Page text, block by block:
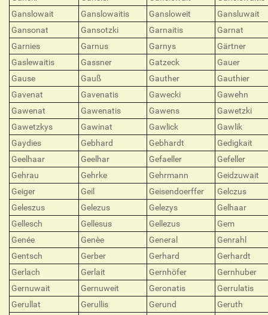
Ganslowait
Ganslowaitis Gansloweit
Gansluwait
Gansonat
Gansotzki Garnaitis
Garnat
Garnies
Garnus Garnys
Gärtner
Gaslewaitis
Gassner Gatzeck
Gauer
Gause
Gauß Gauther
Gauthier
Gavenat
Gavenatis Gawecki
Gawehn
Gawenat
Gawenatis Gawens
Gawetzki
Gawetzkys
Gawinat Gawlick
Gawlik
Gaydies
Gebhard Gebhardt
Gedigkait
Geelhaar
Geelhar Gefaeller
Gefeller
Gehrau
Gehrke Gehrmann
Geidzuwait
Geiger
Geil Geisendoerffer
Gelczus
Geleszus
Gelezus Gelezys
Gelhaar
Gellesch
Gellesus Gellezus
Gem
Genée
Genèe General
Genrahl
Gentsch
Gerber Gerhard
Gerhardt
Gerlach
Gerlait Gernhöfer
Gernhuber
Gernuwait
Gernuweit Geronatis
Gerrulatis
Gerullat
Gerullis Gerund
Geruth